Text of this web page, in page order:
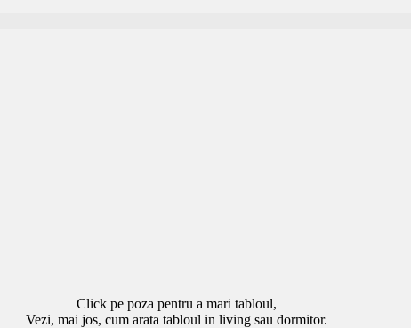
Click pe poza pentru a mari tabloul,
Vezi, mai jos, cum arata tabloul in living sau dormitor.